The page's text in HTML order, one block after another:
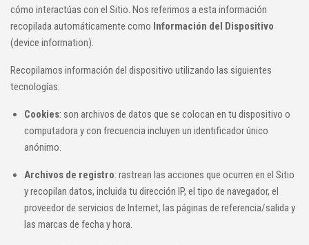
cómo interactúas con el Sitio. Nos referimos a esta información
recopilada automáticamente como Información del Dispositivo
(device information).
Recopilamos información del dispositivo utilizando las siguientes
tecnologías:
Cookies: son archivos de datos que se colocan en tu dispositivo o
computadora y con frecuencia incluyen un identificador único
anónimo.
Archivos de registro: rastrean las acciones que ocurren en el Sitio
y recopilan datos, incluida tu dirección IP, el tipo de navegador, el
proveedor de servicios de Internet, las páginas de referencia/salida y
las marcas de fecha y hora.